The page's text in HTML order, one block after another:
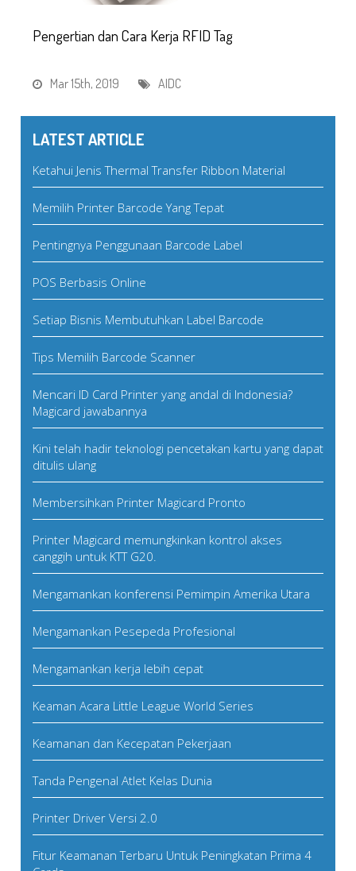
Pengertian dan Cara Kerja RFID Tag
Mar 15th, 2019 AIDC
LATEST ARTICLE
Ketahui Jenis Thermal Transfer Ribbon Material
Memilih Printer Barcode Yang Tepat
Pentingnya Penggunaan Barcode Label
POS Berbasis Online
Setiap Bisnis Membutuhkan Label Barcode
Tips Memilih Barcode Scanner
Mencari ID Card Printer yang andal di Indonesia?
Magicard jawabannya
Kini telah hadir teknologi pencetakan kartu yang dapat
ditulis ulang
Membersihkan Printer Magicard Pronto
Printer Magicard memungkinkan kontrol akses
canggih untuk KTT G20.
Mengamankan konferensi Pemimpin Amerika Utara
Mengamankan Pesepeda Profesional
Mengamankan kerja lebih cepat
Keaman Acara Little League World Series
Keamanan dan Kecepatan Pekerjaan
Tanda Pengenal Atlet Kelas Dunia
Printer Driver Versi 2.0
Fitur Keamanan Terbaru Untuk Peningkatan Prima 4